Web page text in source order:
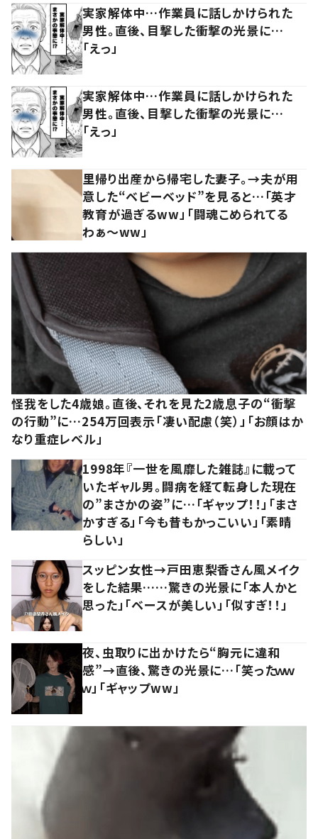
実家解体中…作業員に話しかけられた
男性。直後、目撃した衝撃の光景に…
「えっ」
実家解体中…作業員に話しかけられた
男性。直後、目撃した衝撃の光景に…
「えっ」
里帰り出産から帰宅した妻子。→夫が用
意した“ベビーベッド”を見ると…「英才
教育が過ぎるww」「闘魂こめられてる
わぁ～ww」
怪我をした4歳娘。直後、それを見た2歳息子の“衝撃
の行動”に…254万回表示「凄い配慮（笑）」「お顔はか
なり重症レベル」
1998年『一世を風靡した雑誌』に載って
いたギャル男。闘病を経て転身した現在
の”まさかの姿”に…「ギャップ！！」「まさ
かすぎる」「今も昔もかっこいい」「素晴
らしい」
スッピン女性→戸田恵梨香さん風メイク
をした結果……驚きの光景に「本人かと
思った」「ベースが美しい」「似すぎ！！」
夜、虫取りに出かけたら“胸元に違和
感”→直後、驚きの光景に…「笑ったｗｗ
ｗ」「ギャップww」